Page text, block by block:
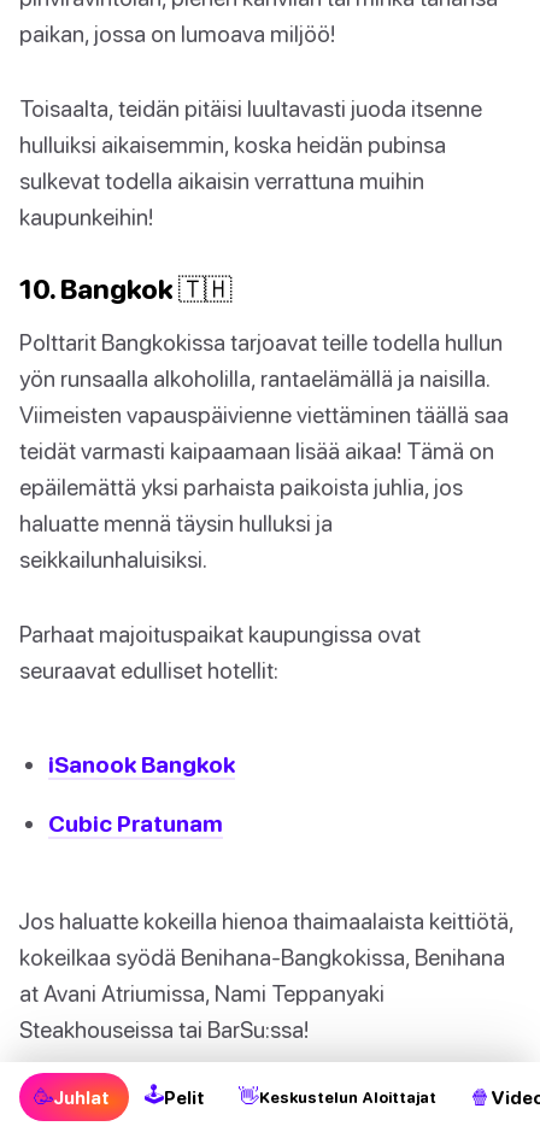
paikan, jossa on lumoava miljöö!
Toisaalta, teidän pitäisi luultavasti juoda itsenne
hulluiksi aikaisemmin, koska heidän pubinsa
sulkevat todella aikaisin verrattuna muihin
kaupunkeihin!
10. Bangkok 🇹🇭
Polttarit Bangkokissa tarjoavat teille todella hullun
yön runsaalla alkoholilla, rantaelämällä ja naisilla.
Viimeisten vapauspäivienne viettäminen täällä saa
teidät varmasti kaipaamaan lisää aikaa! Tämä on
epäilemättä yksi parhaista paikoista juhlia, jos
haluatte mennä täysin hulluksi ja
seikkailunhaluisiksi.
Parhaat majoituspaikat kaupungissa ovat
seuraavat edulliset hotellit:
iSanook Bangkok
Cubic Pratunam
Jos haluatte kokeilla hienoa thaimaalaista keittiötä,
kokeilkaa syödä Benihana-Bangkokissa, Benihana
at Avani Atriumissa, Nami Teppanyaki
Steakhouseissa tai BarSu:ssa!
Koska kyse on kaupungin hulluista ja
🥳Juhlat 🕹Pelit 👋Keskustelun Aloittajat 🍿